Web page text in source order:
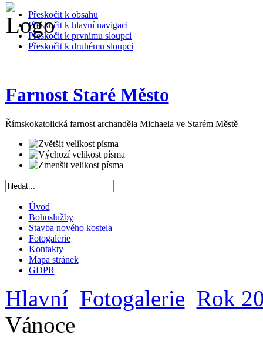
Přeskočit k obsahu
Přeskočit k hlavní navigaci
Přeskočit k prvnímu sloupci
Přeskočit k druhému sloupci
Farnost Staré Město
Římskokatolická farnost archanděla Michaela ve Starém Městě
Úvod
Bohoslužby
Stavba nového kostela
Fotogalerie
Kontakty
Mapa stránek
GDPR
Hlavní Fotogalerie Rok
Vánoce